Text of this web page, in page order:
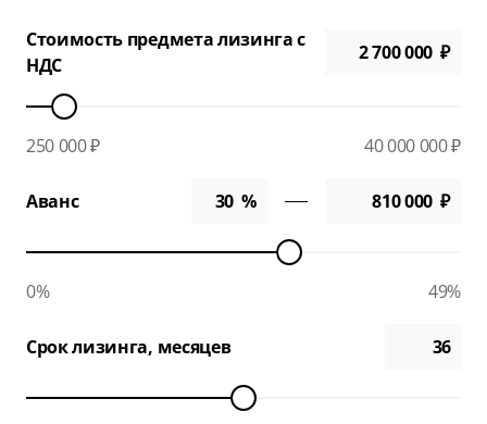
Стоимость предмета лизинга с
НДС
250 000 ₽ 40 000 000 ₽
Аванс
0% 49%
Срок лизинга, месяцев